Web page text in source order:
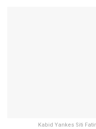
Kabid Yankes Siti